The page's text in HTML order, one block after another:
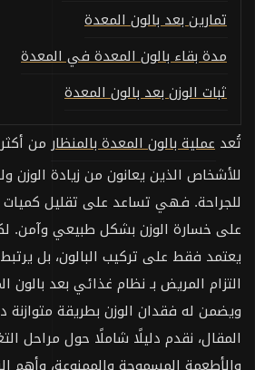
تمارين بعد بالون المعدة
مدة بقاء بالون المعدة في المعدة
ثبات الوزن بعد بالون المعدة
تُعد عملية بالون المعدة بالمنظار من
للأشخاص الذين يعانون من زيادة الوزن
للجراحة. فهي تساعد على تقليل كميات
على خسارة الوزن بشكل طبيعي وآمن.
يعتمد فقط على تركيب البالون، بل
التزام المريض بـ نظام غذائي بعد بالون
ويضمن له فقدان الوزن بطريقة
المقال، نقدم دليلًا شاملًا حول مراحل